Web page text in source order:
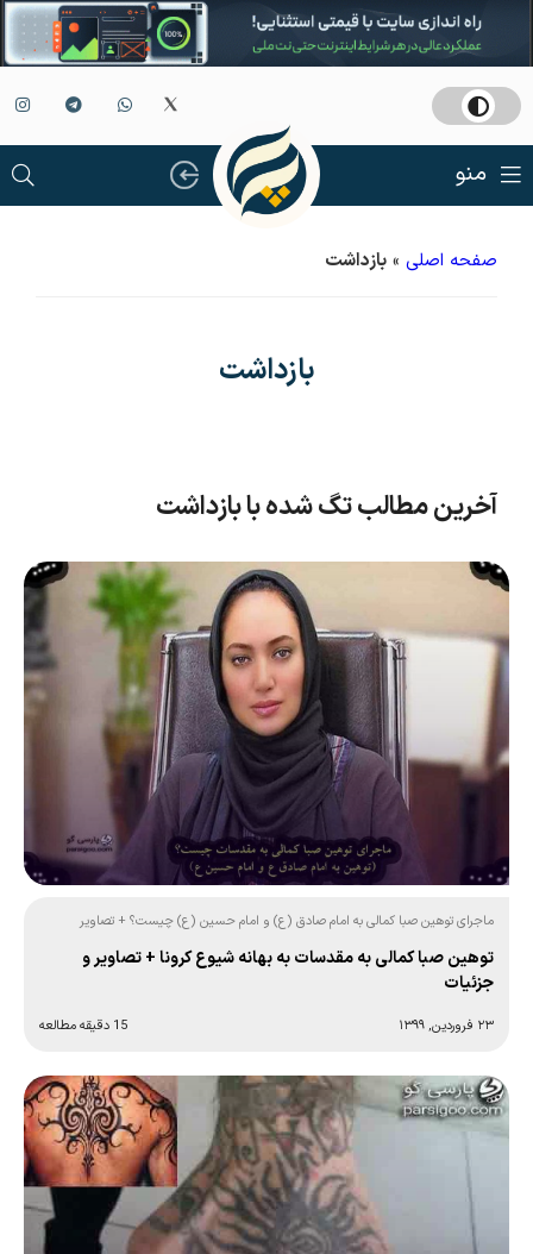
منو
صفحه اصلی » بازداشت
بازداشت
آخرین مطالب تگ شده با بازداشت
ماجرای توهین صبا کمالی به امام صادق (ع) و امام حسین (ع) چیست؟ + تصاویر
توهین صبا کمالی به مقدسات به بهانه شیوع کرونا + تصاویر و
جزئیات
۲۳ فروردین, ۱۳۹۹ 15 دقیقه مطالعه